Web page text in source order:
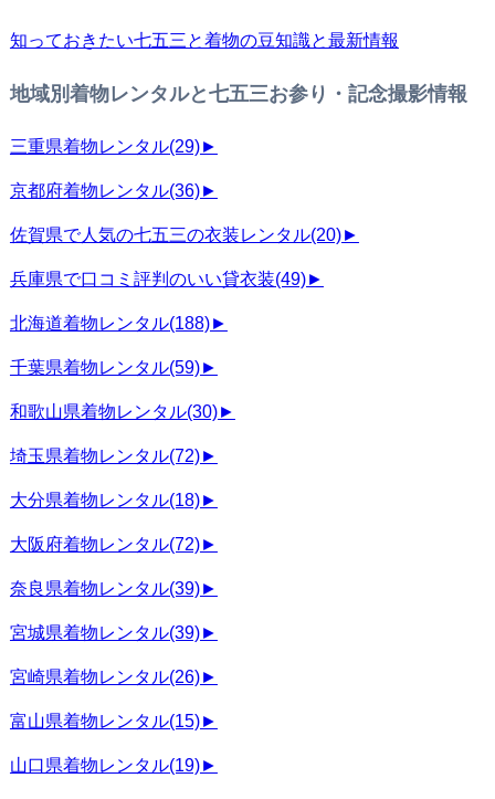
知っておきたい七五三と着物の豆知識と最新情報
地域別着物レンタルと七五三お参り・記念撮影情報
三重県着物レンタル(29)►
京都府着物レンタル(36)►
佐賀県で人気の七五三の衣装レンタル(20)►
兵庫県で口コミ評判のいい貸衣装(49)►
北海道着物レンタル(188)►
千葉県着物レンタル(59)►
和歌山県着物レンタル(30)►
埼玉県着物レンタル(72)►
大分県着物レンタル(18)►
大阪府着物レンタル(72)►
奈良県着物レンタル(39)►
宮城県着物レンタル(39)►
宮崎県着物レンタル(26)►
富山県着物レンタル(15)►
山口県着物レンタル(19)►